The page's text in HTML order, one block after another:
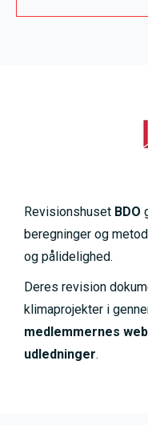
Revisionshuset BDO
beregninger og
og pålidelighed.
Deres revision
klimaprojekter i
medlemmernes
udledninger.